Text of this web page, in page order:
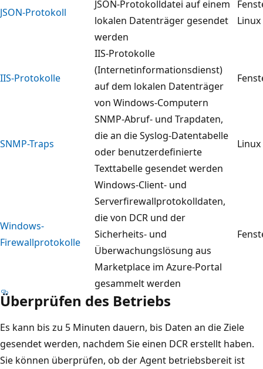
JSON-Protokoll
JSON-Protokolldatei auf einem
lokalen Datenträger gesendet
werden
Linux
IIS-Protokolle
IIS-Protokolle
(Internetinformationsdienst)
auf dem lokalen Datenträger
von Windows-Computern
SNMP-Traps
SNMP-Abruf- und Trapdaten,
die an die Syslog-Datentabelle
oder benutzerdefinierte
Texttabelle gesendet werden
Linux
Windows-
Firewallprotokolle
Windows-Client- und
Serverfirewallprotokolldaten,
die von DCR und der
Sicherheits- und
Überwachungslösung aus
Marketplace im Azure-Portal
gesammelt werden
Überprüfen des Betriebs
Es kann bis zu 5 Minuten dauern, bis Daten an die Ziele
gesendet werden, nachdem Sie einen DCR erstellt haben.
Sie können überprüfen, ob der Agent betriebsbereit ist